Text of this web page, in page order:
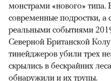
монстрами «нового»
современные подростки, а
реальными событиями
Северной Британской
тинейджеров убили трех
скрылись в бескрайних
обнаружили и их трупы.